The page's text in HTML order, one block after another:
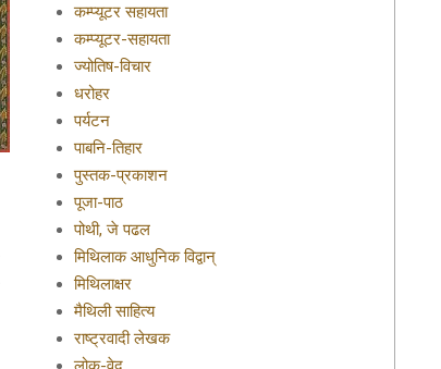
कम्प्यूटर सहायता
कम्प्यूटर-सहायता
ज्योतिष-विचार
धरोहर
पर्यटन
पाबनि-तिहार
पुस्तक-प्रकाशन
पूजा-पाठ
पोथी, जे पढल
मिथिलाक आधुनिक विद्वान्
मिथिलाक्षर
मैथिली साहित्य
राष्ट्रवादी लेखक